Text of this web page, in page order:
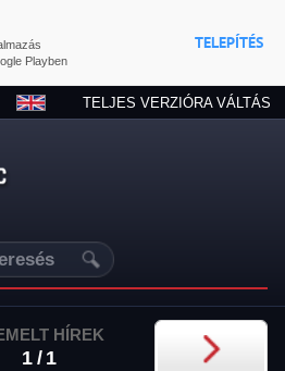
Playben
TELEPÍTÉS
TELJES VERZIÓRA VÁLTÁS
HÍREK
1/1